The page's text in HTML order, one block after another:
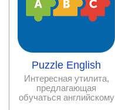
Puzzle English
Интересная утилита,
предлагающая
обучаться английскому